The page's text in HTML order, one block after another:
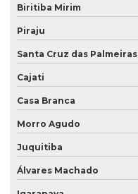
Biritiba Mirim
Piraju
Santa Cruz das Palmeiras
Cajati
Casa Branca
Morro Agudo
Juquitiba
Álvares Machado